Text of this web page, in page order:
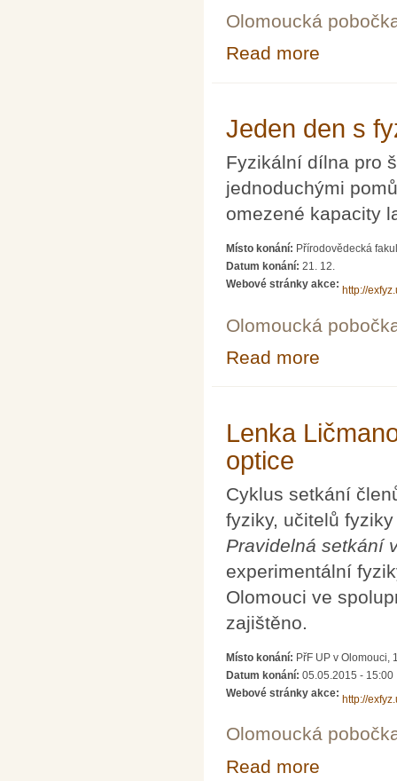
Olomoucká
Read more
Jeden den s
Fyzikální dílna pro
jednoduchými
omezené kapacity
Místo konání: Přírodovědecká
Datum konání: 21. 12.
Webové stránky akce:
http://
Olomoucká
Read more
Lenka
optice
Cyklus setkání
fyziky, učitelů
Pravidelná setkání
experimentální
Olomouci ve
zajištěno.
Místo konání: PřF UP v Olomouci,
Datum konání: 05.05.2015 - 15:00
Webové stránky akce:
http://
Olomoucká
Read more